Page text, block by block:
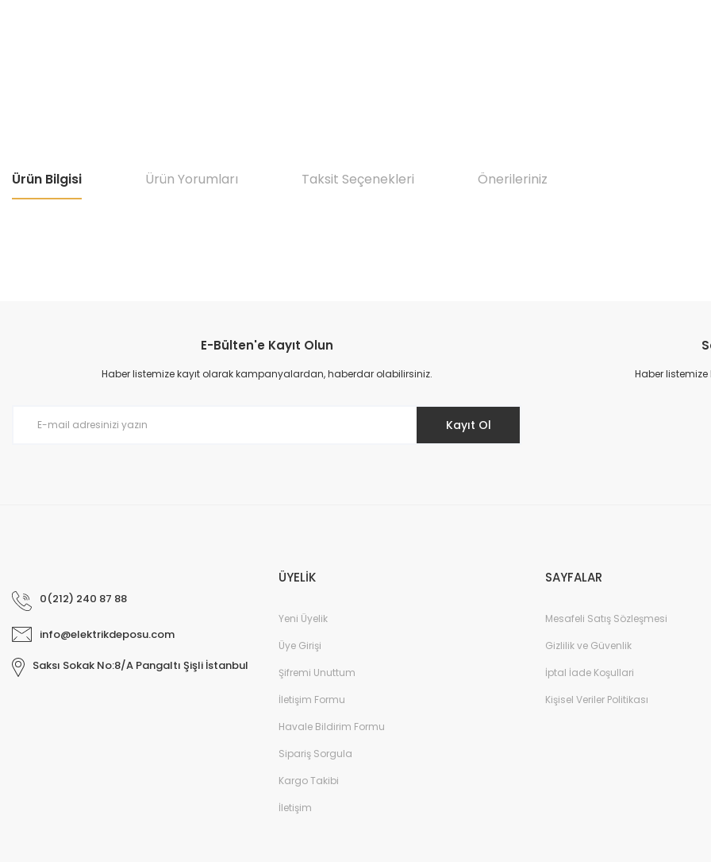
Ürün Bilgisi Ürün Yorumları Taksit Seçenekleri Önerileriniz
Ürün resmi kalitesiz, bozuk veya görüntülenemiyor.
Ürün açıklamasında eksik bilgiler bulunuyor.
E-Bülten'e Kayıt Olun
Haber listemize kayıt olarak kampanyalardan, haberdar olabilirsiniz.
Kayıt Ol
Haber
0(212) 240 87 88
info@elektrikdeposu.com
Saksı Sokak No:8/A Pangaltı Şişli İstanbul
ÜYELİK
Yeni Üyelik
Üye Girişi
Şifremi Unuttum
İletişim Formu
Havale Bildirim Formu
Sipariş Sorgula
Kargo Takibi
İletişim
SAYFALAR
Mesafeli Satış Sözleşmesi
Gizlilik ve Güvenlik
İptal İade Koşullari
Kişisel Veriler Politikası